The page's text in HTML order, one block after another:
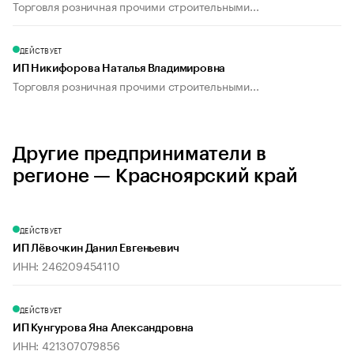
Торговля розничная прочими строительными...
ДЕЙСТВУЕТ
ИП Никифорова Наталья Владимировна
Торговля розничная прочими строительными...
Другие предприниматели в
регионе — Красноярский край
ДЕЙСТВУЕТ
ИП Лёвочкин Данил Евгеньевич
ИНН: 246209454110
ДЕЙСТВУЕТ
ИП Кунгурова Яна Александровна
ИНН: 421307079856